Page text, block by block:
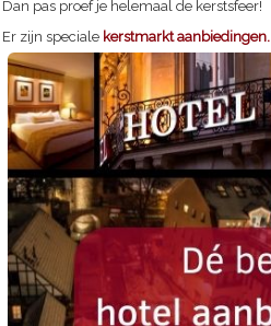
Dan pas proef je helemaal de kerstsfeer!
Er zijn speciale kerstmarkt aanbiedingen.